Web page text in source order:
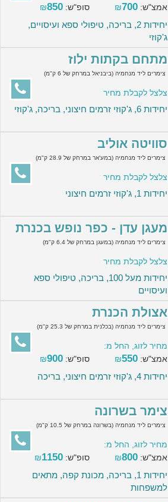
אמצ"ש:
₪700 סופ"ש: ₪850
יחידות 2, בריכה, טיפולי ספא ועיסויים,
ג'קוזי
מתחם בקתות ילוז
צימרים ליד מנחמיה (ביבניאל במרחק של 6 ק"מ)
צלצל לקבלת מחיר
יחידות 6, ג'קוזי זרמים חיצוני, בריכה, ג'קוזי
סוויטה אוליב
צימרים ליד מנחמיה (במע'אר במרחק של 28.9 ק"מ)
צלצל לקבלת מחיר
יחידות 1, ג'קוזי זרמים חיצוני
מעגן עדן - כפר נופש בכנרת
צימרים ליד מנחמיה (במעגן במרחק של 6.4 ק"מ)
צלצל לקבלת מחיר
יחידות מעל 100, בריכה, טיפולי ספא
ועיסויים
אצולת הכנרת
צימרים ליד מנחמיה (בכלנית במרחק של 25.3 ק"מ)
מחיר לזוג, החל מ:
אמצ"ש:
₪550 סופ"ש: ₪900
יחידות 4, ג'קוזי זרמים חיצוני, בריכה
צימר בשרונה
צימרים ליד מנחמיה (בשרונה במרחק של 10.5 ק"מ)
מחיר לזוג, החל מ:
אמצ"ש:
₪800 סופ"ש: ₪1150
יחידות 1, בריכה, מכונת קפה, מתאים
למשפחות